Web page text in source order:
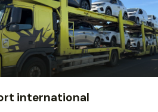
international